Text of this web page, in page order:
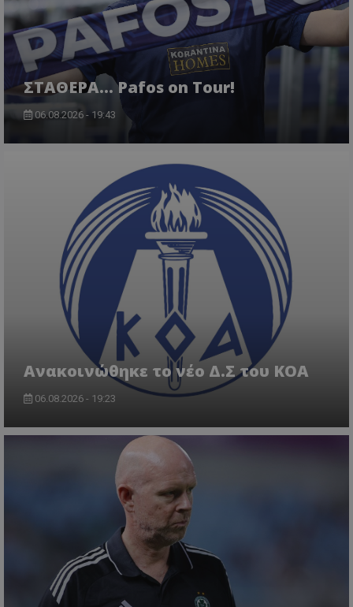
ΣΤΑΘΕΡΑ... Pafos on Tour!
06.08.2026 - 19:43
Aνακοινώθηκε το νέο Δ.Σ του ΚΟΑ
06.08.2026 - 19:23